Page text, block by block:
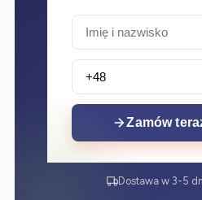
Zamów
Dostawa w 3-5